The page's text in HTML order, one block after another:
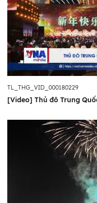
TL_THG_VID_000180229
[Video] Thủ đô Trung